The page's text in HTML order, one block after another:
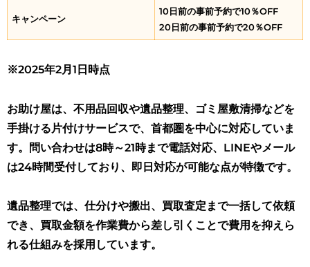
キャンペーン
10日前の事前予約で10％OFF
20日前の事前予約で20％OFF
※2025年2月1日時点
お助け屋は、不用品回収や遺品整理、ゴミ屋敷清掃などを
手掛ける片付けサービスで、首都圏を中心に対応していま
す。問い合わせは8時～21時まで電話対応、LINEやメール
は24時間受付しており、即日対応が可能な点が特徴です。
遺品整理では、仕分けや搬出、買取査定まで一括して依頼
でき、買取金額を作業費から差し引くことで費用を抑えら
れる仕組みを採用しています。